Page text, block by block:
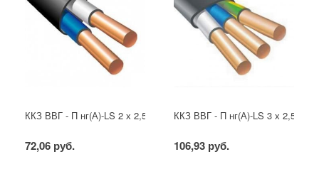
ККЗ ВВГ - П нг(А)-LS 2 х 2,5 ГОСТ
72,06 руб.
ККЗ ВВГ - П нг(А)-LS 3 х 2,5
106,93 руб.